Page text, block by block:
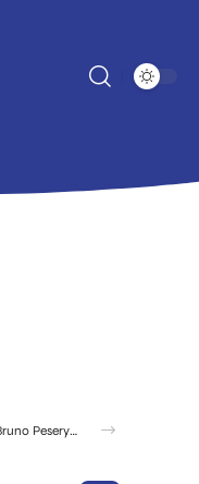
Facture simplifie-ta-compta.fr : les mentions obligatoires à ne surtout pas oublier